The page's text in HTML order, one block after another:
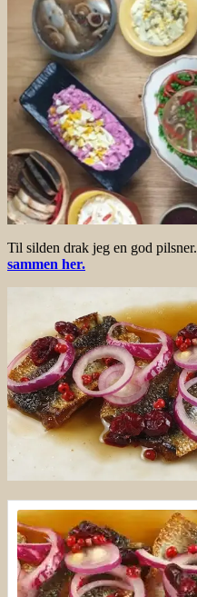
Til silden drak jeg en god pilsner.
sammen her.